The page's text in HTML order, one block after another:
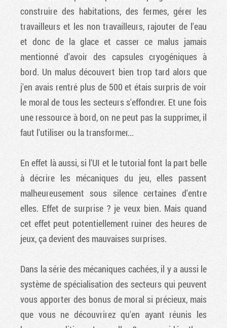
construire des habitations, des fermes, gérer les
travailleurs et les non travailleurs, rajouter de l'eau
et donc de la glace et casser ce malus jamais
mentionné d'avoir des capsules cryogéniques à
bord. Un malus découvert bien trop tard alors que
j'en avais rentré plus de 500 et étais surpris de voir
le moral de tous les secteurs s'effondrer. Et une fois
une ressource à bord, on ne peut pas la supprimer, il
faut l'utiliser ou la transformer...
En effet là aussi, si l'UI et le tutorial font la part belle
à décrire les mécaniques du jeu, elles passent
malheureusement sous silence certaines d'entre
elles. Effet de surprise ? je veux bien. Mais quand
cet effet peut potentiellement ruiner des heures de
jeux, ça devient des mauvaises surprises.
Dans la série des mécaniques cachées, il y a aussi le
système de spécialisation des secteurs qui peuvent
vous apporter des bonus de moral si précieux, mais
que vous ne découvrirez qu'en ayant réunis les
Factornews